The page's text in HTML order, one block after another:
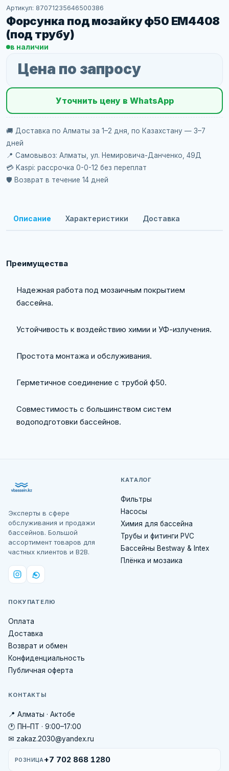
Артикул: 87071235646500386
Форсунка под мозайку ф50 EM4408
(под трубу)
в наличии
Цена по запросу
Уточнить цену в WhatsApp
🚚 Доставка по Алматы за 1–2 дня, по Казахстану — 3–7
дней
📍 Самовывоз: Алматы, ул. Немировича-Данченко, 49Д
💳 Kaspi: рассрочка 0-0-12 без переплат
🛡️ Возврат в течение 14 дней
Описание Характеристики Доставка
Преимущества
Надежная работа под мозаичным покрытием
бассейна.
Устойчивость к воздействию химии и УФ-излучения.
Простота монтажа и обслуживания.
Герметичное соединение с трубой ф50.
Совместимость с большинством систем
водоподготовки бассейнов.
Эксперты в сфере
обслуживания и продажи
бассейнов. Большой
ассортимент товаров для
частных клиентов и B2B.
КАТАЛОГ
Фильтры
Насосы
Химия для бассейна
Трубы и фитинги PVC
Бассейны Bestway & Intex
Плёнка и мозаика
ПОКУПАТЕЛЮ
Оплата
Доставка
Возврат и обмен
Конфиденциальность
Публичная оферта
КОНТАКТЫ
📍 Алматы · Актобе
🕐 ПН–ПТ · 9:00–17:00
✉ zakaz.2030@yandex.ru
РОЗНИЦА +7 702 868 1280